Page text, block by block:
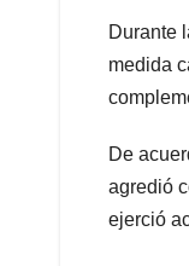
Durante
medida
De
agredió
ejerció